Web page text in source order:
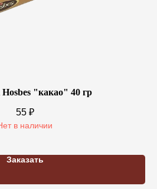
"какао" 40 гр
55 ₽
в наличии
Заказать